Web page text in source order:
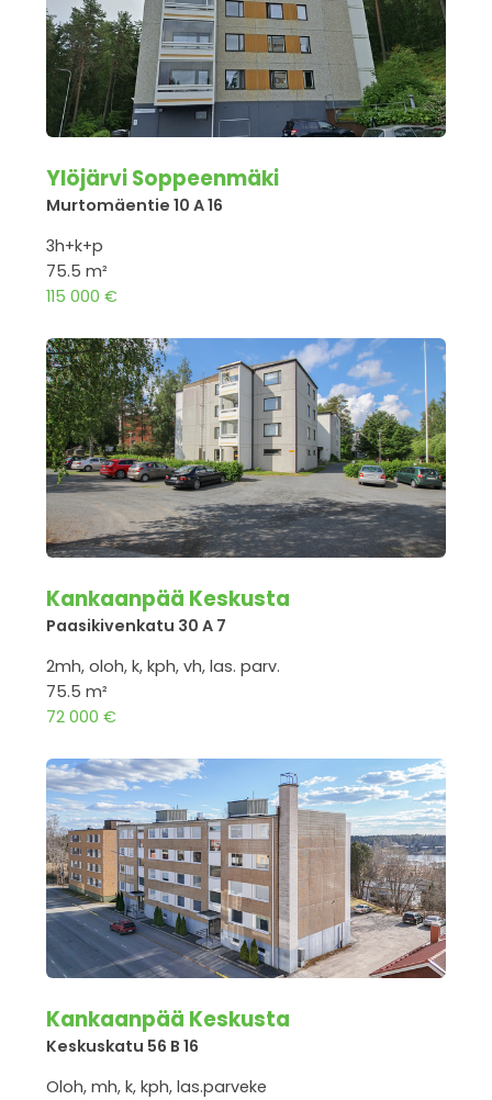
Ylöjärvi Soppeenmäki
Murtomäentie 10 A 16
3h+k+p
75.5 m²
115 000 €
Kankaanpää Keskusta
Paasikivenkatu 30 A 7
2mh, oloh, k, kph, vh, las. parv.
75.5 m²
72 000 €
Kankaanpää Keskusta
Keskuskatu 56 B 16
Oloh, mh, k, kph, las.parveke